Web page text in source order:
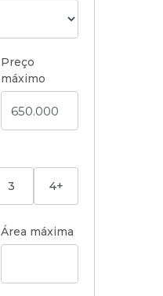
Preço
máximo
3 4+
Área máxima